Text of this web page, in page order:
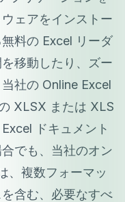
ェアをインストー
料の Excel リーダ
移動したり、ズー
社の Online Excel
XLSX または XLS
ドキュメント
でも、当社のオン
、複数フォーマッ
含む、必要なすべ